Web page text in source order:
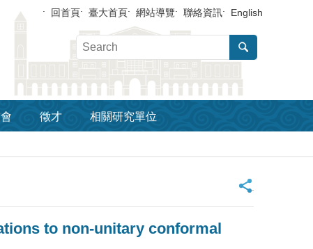
回首頁 臺大首頁 網站導覽 聯絡資訊 English
徵才 相關研究單位
_
to non-unitary conformal